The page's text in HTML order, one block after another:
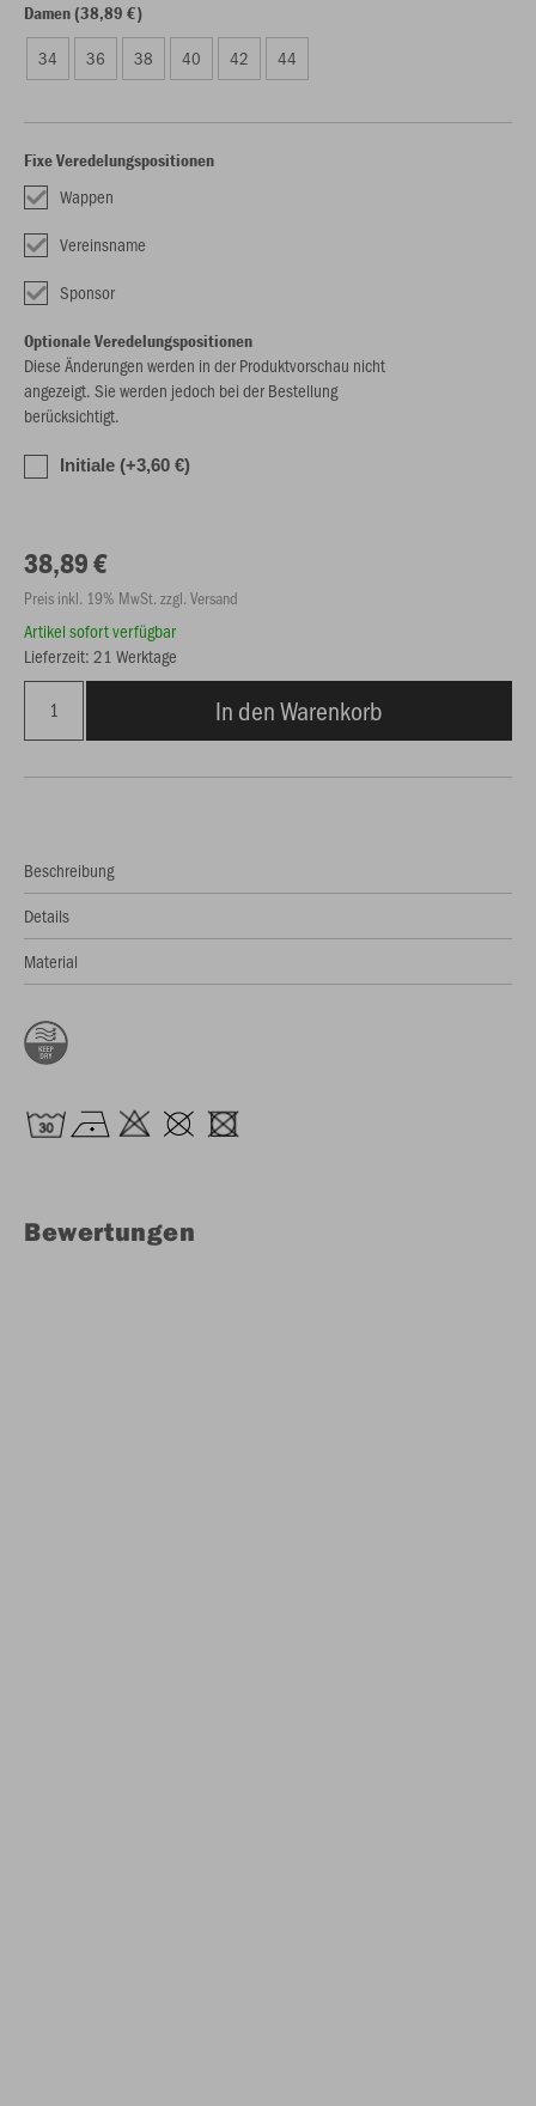
Damen (38,89 €)
34 36 38 40 42 44
Fixe Veredelungspositionen
Wappen
Vereinsname
Sponsor
Optionale Veredelungspositionen
Diese Änderungen werden in der Produktvorschau nicht
angezeigt. Sie werden jedoch bei der Bestellung
berücksichtigt.
Initiale (+3,60 €)
38,89 €
Preis inkl. 19% MwSt. zzgl. Versand
Artikel sofort verfügbar
Lieferzeit: 21 Werktage
In den Warenkorb
Beschreibung
Details
Material
Bewertungen